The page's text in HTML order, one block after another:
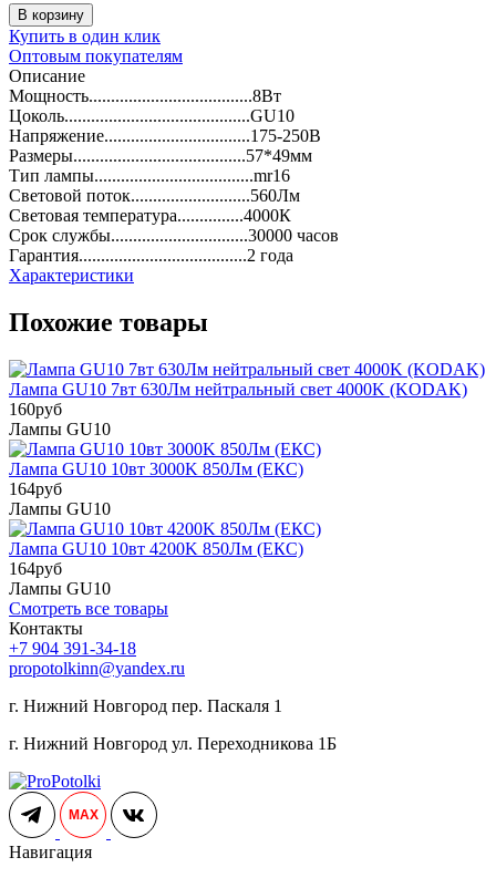
В корзину
Купить в один клик
Оптовым покупателям
Описание
Мощность.....................................8Вт
Цоколь..........................................GU10
Напряжение.................................175-250В
Размеры.......................................57*49мм
Тип лампы....................................mr16
Световой поток...........................560Лм
Световая температура...............4000К
Срок службы...............................30000 часов
Гарантия......................................2 года
Характеристики
Похожие товары
Лампа GU10 7вт 630Лм нейтральный свет 4000K (KODAK)
160руб
Лампы GU10
Лампа GU10 10вт 3000K 850Лм (ЕКС)
164руб
Лампы GU10
Лампа GU10 10вт 4200K 850Лм (ЕКС)
164руб
Лампы GU10
Смотреть все товары
Контакты
+7 904 391-34-18
propotolkinn@yandex.ru
г. Нижний Новгород пер. Паскаля 1
г. Нижний Новгород ул. Переходникова 1Б
MAX
Навигация